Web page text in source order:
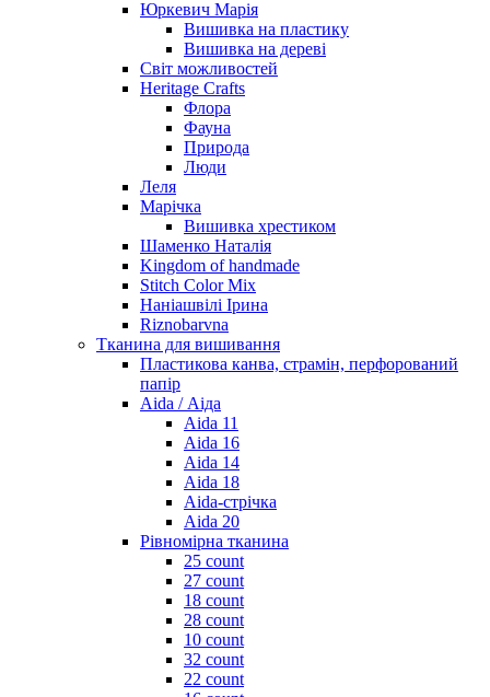
Юркевич Марія
Вишивка на пластику
Вишивка на дереві
Світ можливостей
Heritage Crafts
Флора
Фауна
Природа
Люди
Леля
Марічка
Вишивка хрестиком
Шаменко Наталія
Kingdom of handmade
Stitch Color Mix
Наніашвілі Ірина
Riznobarvna
Тканина для вишивання
Пластикова канва, страмін, перфорований
папір
Aida / Аіда
Aida 11
Aida 16
Aida 14
Aida 18
Aida-стрічка
Aida 20
Рівномірна тканина
25 count
27 count
18 count
28 count
10 count
32 count
22 count